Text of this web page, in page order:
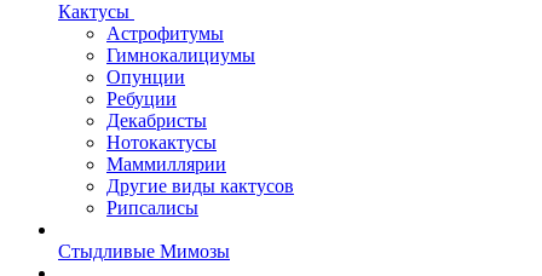
Кактусы
Астрофитумы
Гимнокалициумы
Опунции
Ребуции
Декабристы
Нотокактусы
Маммиллярии
Другие виды кактусов
Рипсалисы
Стыдливые Мимозы